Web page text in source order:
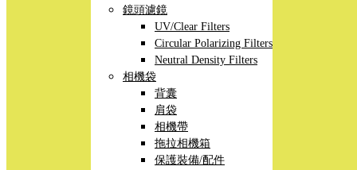
鏡頭濾鏡
UV/Clear Filters
Circular Polarizing Filters
Neutral Density Filters
相機袋
背囊
肩袋
相機帶
拖拉相機箱
保護裝備/配件